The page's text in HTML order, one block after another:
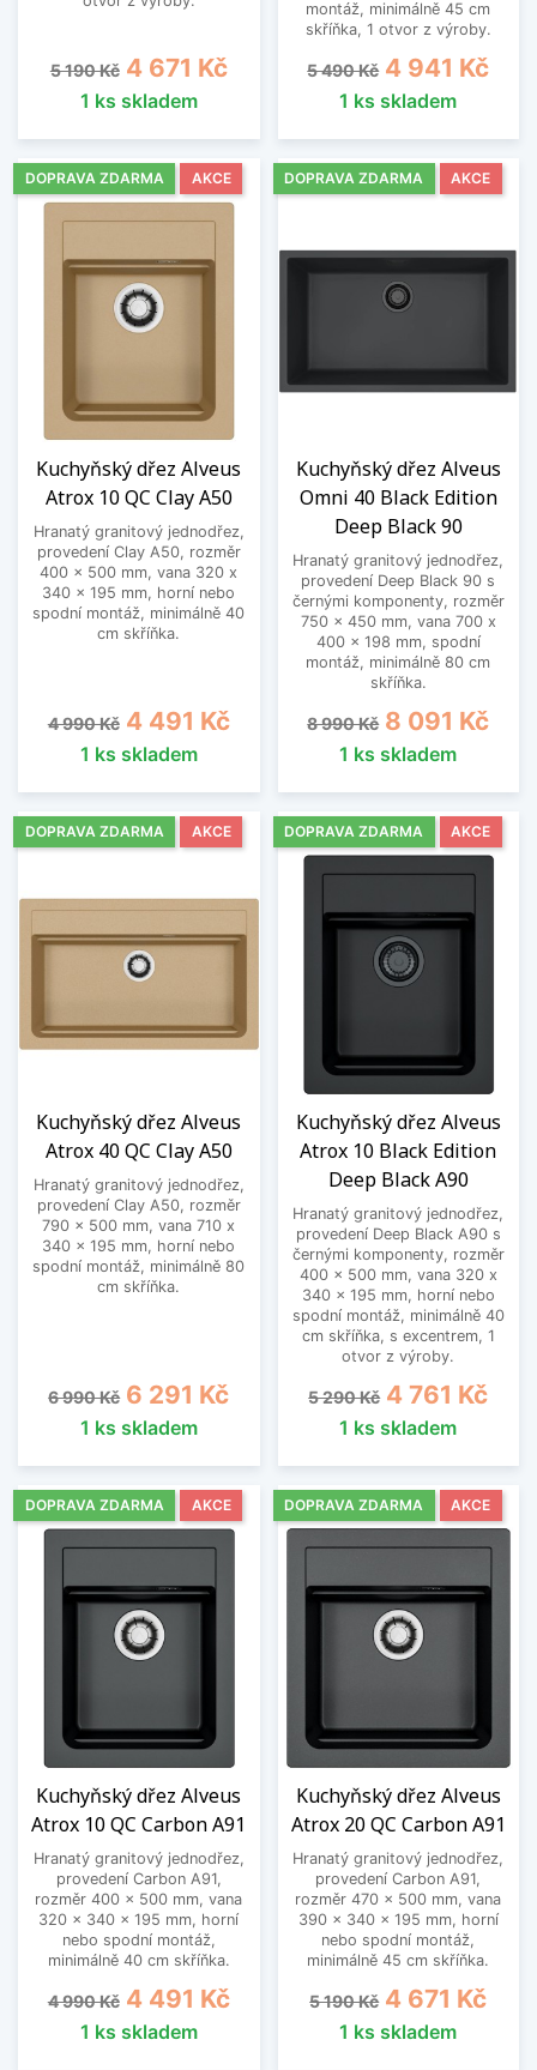
Běžná cena
5 190 Kč Cena
4 671 Kč
1 ks skladem
montáž, minimálně 45 cm
skříňka, 1 otvor z výroby.
Běžná cena
5 490 Kč Cena
4 941 Kč
1 ks skladem
Kuchyňský dřez Alveus
Atrox 10 QC Clay A50
Hranatý granitový jednodřez,
provedení Clay A50, rozměr
400 x 500 mm, vana 320 x
340 x 195 mm, horní nebo
spodní montáž, minimálně 40
cm skříňka.
Běžná cena
4 990 Kč Cena
4 491 Kč
1 ks skladem
DOPRAVA ZDARMA AKCE
Kuchyňský dřez Alveus
Omni 40 Black Edition
Deep Black 90
Hranatý granitový jednodřez,
provedení Deep Black 90 s
černými komponenty, rozměr
750 x 450 mm, vana 700 x
400 x 198 mm, spodní
montáž, minimálně 80 cm
skříňka.
Běžná cena
8 990 Kč Cena
8 091 Kč
1 ks skladem
DOPRAVA ZDARMA AKCE
Kuchyňský dřez Alveus
Atrox 40 QC Clay A50
Hranatý granitový jednodřez,
provedení Clay A50, rozměr
790 x 500 mm, vana 710 x
340 x 195 mm, horní nebo
spodní montáž, minimálně 80
cm skříňka.
Běžná cena
6 990 Kč Cena
6 291 Kč
1 ks skladem
DOPRAVA ZDARMA AKCE
Kuchyňský dřez Alveus
Atrox 10 Black Edition
Deep Black A90
Hranatý granitový jednodřez,
provedení Deep Black A90 s
černými komponenty, rozměr
400 x 500 mm, vana 320 x
340 x 195 mm, horní nebo
spodní montáž, minimálně 40
cm skříňka, s excentrem, 1
otvor z výroby.
Běžná cena
5 290 Kč Cena
4 761 Kč
1 ks skladem
DOPRAVA ZDARMA AKCE
Kuchyňský dřez Alveus
Atrox 10 QC Carbon A91
Hranatý granitový jednodřez,
provedení Carbon A91,
rozměr 400 x 500 mm, vana
320 x 340 x 195 mm, horní
nebo spodní montáž,
minimálně 40 cm skříňka.
Běžná cena
4 990 Kč Cena
4 491 Kč
1 ks skladem
DOPRAVA ZDARMA AKCE
Kuchyňský dřez Alveus
Atrox 20 QC Carbon A91
Hranatý granitový jednodřez,
provedení Carbon A91,
rozměr 470 x 500 mm, vana
390 x 340 x 195 mm, horní
nebo spodní montáž,
minimálně 45 cm skříňka.
Běžná cena
5 190 Kč Cena
4 671 Kč
1 ks skladem
DOPRAVA ZDARMA AKCE